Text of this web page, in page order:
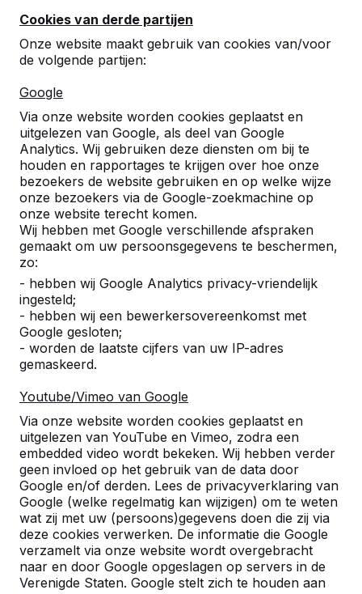
Cookies van derde partijen
Onze website maakt gebruik van cookies van/voor
de volgende partijen:
Google
Via onze website worden cookies geplaatst en
uitgelezen van Google, als deel van Google
Analytics. Wij gebruiken deze diensten om bij te
houden en rapportages te krijgen over hoe onze
bezoekers de website gebruiken en op welke wijze
onze bezoekers via de Google-zoekmachine op
onze website terecht komen.
Wij hebben met Google verschillende afspraken
gemaakt om uw persoonsgegevens te beschermen,
zo:
- hebben wij Google Analytics privacy-vriendelijk
ingesteld;
- hebben wij een bewerkersovereenkomst met
Google gesloten;
- worden de laatste cijfers van uw IP-adres
gemaskeerd.
Youtube/Vimeo van Google
Via onze website worden cookies geplaatst en
uitgelezen van YouTube en Vimeo, zodra een
embedded video wordt bekeken. Wij hebben verder
geen invloed op het gebruik van de data door
Google en/of derden. Lees de privacyverklaring van
Google (welke regelmatig kan wijzigen) om te weten
wat zij met uw (persoons)gegevens doen die zij via
deze cookies verwerken. De informatie die Google
verzamelt via onze website wordt overgebracht
naar en door Google opgeslagen op servers in de
Verenigde Staten. Google stelt zich te houden aan
Lees meer ->
Contact
HeBlad België
Lange Lozanastraat 142
2018 Antwerpen
België
03 808 1759
info@heblad.be
Klantenservice
Categorieën
Overige